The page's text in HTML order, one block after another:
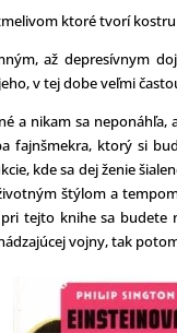
ktoré tvorí
až depresívnym
v tej dobe veľmi
a nikam sa
fajnšmekra, ktorý si
kde sa dej ženie
štýlom a
tejto knihe sa budete
vojny, tak